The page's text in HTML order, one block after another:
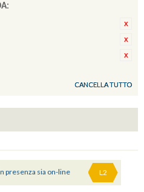
CANCELLA TUTTO
presenza sia on-line L2